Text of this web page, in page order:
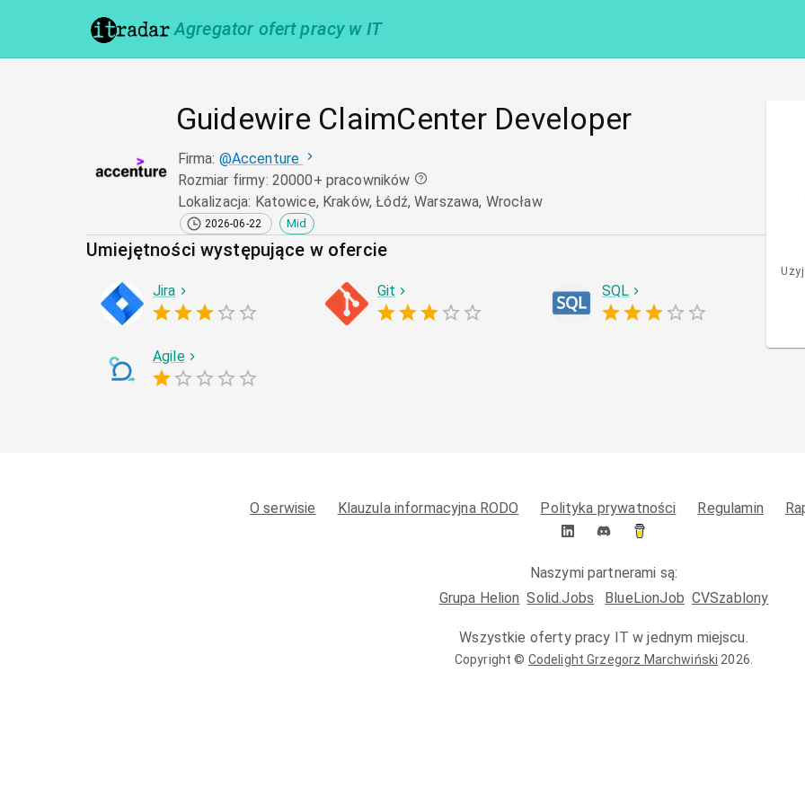
Agregator ofert pracy w IT
Guidewire ClaimCenter Developer
Firma: @Accenture
Rozmiar firmy: 20000+ pracowników
Lokalizacja: Katowice, Kraków, Łódź, Warszawa, Wrocław
2026-06-22 Mid
Umiejętności występujące w ofercie
Jira Git SQL
Agile
O serwisie Klauzula informacyjna RODO Polityka prywatności Regulamin
Naszymi partnerami są:
Grupa Helion Solid.Jobs BlueLionJob CVSzablony
Wszystkie oferty pracy IT w jednym miejscu.
Copyright © Codelight Grzegorz Marchwiński 2026